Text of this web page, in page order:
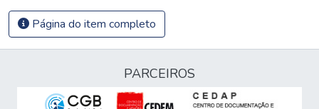
Página do item completo
PARCEIROS